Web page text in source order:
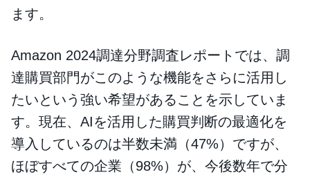
ます。
Amazon 2024調達分野調査レポートでは、調
達購買部門がこのような機能をさらに活用し
たいという強い希望があることを示していま
す。現在、AIを活用した購買判断の最適化を
導入しているのは半数未満（47%）ですが、
ほぼすべての企業（98%）が、今後数年で分